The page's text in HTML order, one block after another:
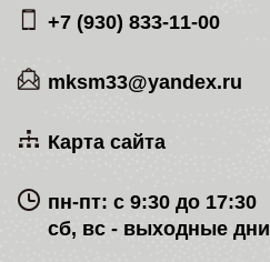
+7 (930) 833-11-00
mksm33@yandex.ru
Карта сайта
пн-пт: с 9:30 до 17:30
сб, вс - выходные дни